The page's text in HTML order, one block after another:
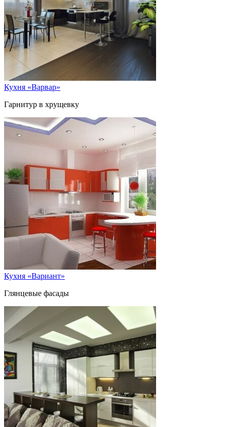
Кухня «Варвар»
Гарнитур в хрущевку
Кухня «Вариант»
Глянцевые фасады